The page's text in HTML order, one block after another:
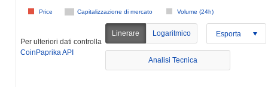
Capitalizzazione di mercato Volume (24h)
Price
Per ulteriori dati controlla
CoinPaprika API
Linerare Logaritmico Esporta
Analisi Tecnica